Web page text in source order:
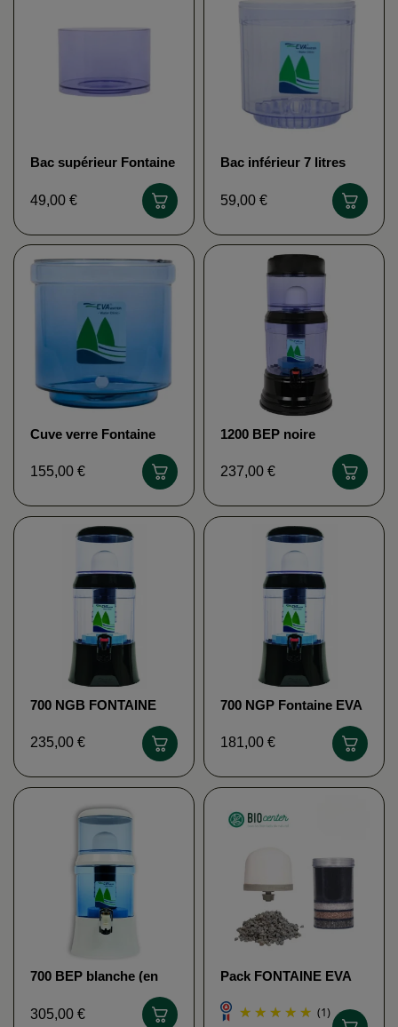
Bac supérieur Fontaine
49,00 €
Bac inférieur 7 litres
59,00 €
Cuve verre Fontaine
155,00 €
1200 BEP noire
237,00 €
700 NGB FONTAINE
235,00 €
700 NGP Fontaine EVA
181,00 €
700 BEP blanche (en
305,00 €
Pack FONTAINE EVA
(1)